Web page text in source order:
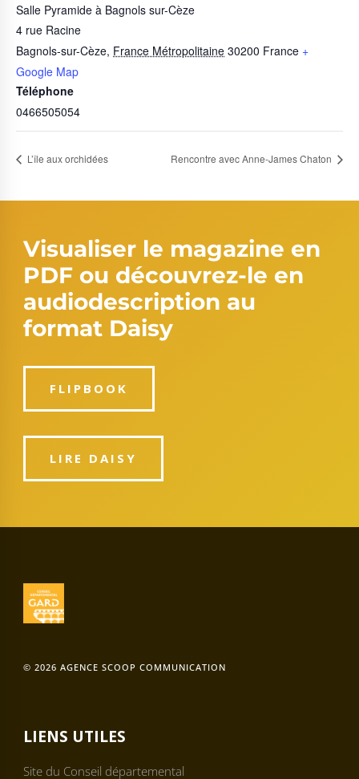
Salle Pyramide à Bagnols sur-Cèze
4 rue Racine
Bagnols-sur-Cèze, France Métropolitaine 30200 France +
Google Map
Téléphone
0466505054
L’île aux orchidées Rencontre avec Anne-James Chaton
Visualiser le magazine en
PDF ou découvrez-le en
audiodescription au
format Daisy
FLIPBOOK
LIRE DAISY
© 2026 AGENCE SCOOP COMMUNICATION
LIENS UTILES
Site du Conseil départemental